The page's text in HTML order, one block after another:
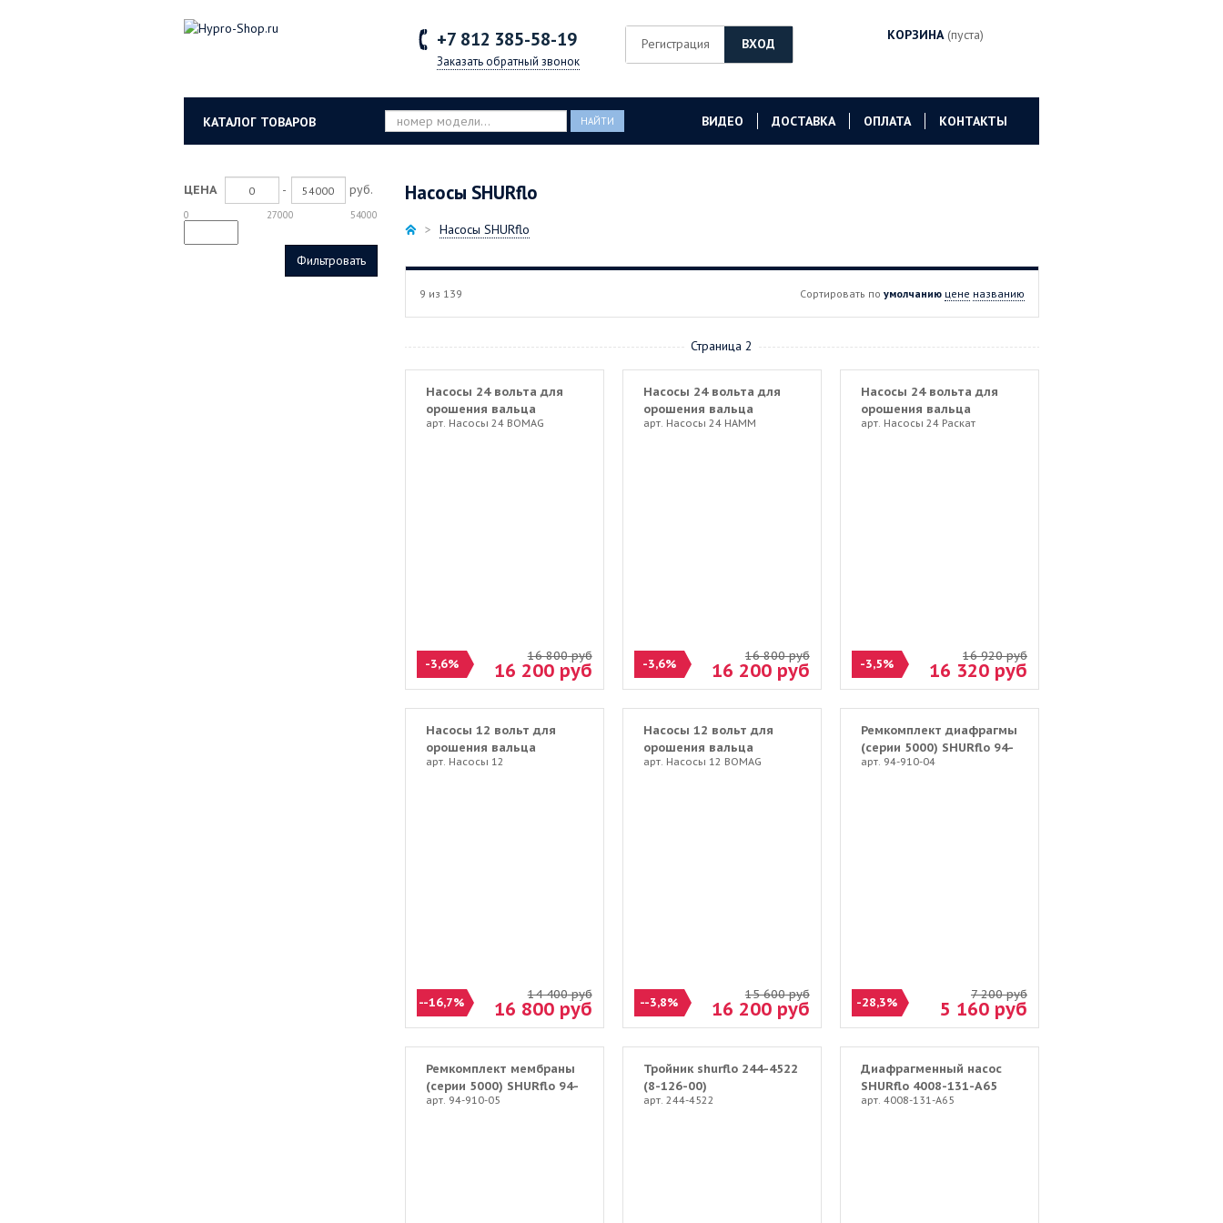
+7 812 385-58-19
Заказать обратный звонок
Регистрация ВХОД
КОРЗИНА(пуста)
КАТАЛОГ ТОВАРОВ НАЙТИ ВИДЕО ДОСТАВКА ОПЛАТА КОНТАКТЫ
ЦЕНА - руб.
0 27000 54000
Насосы SHURflo
Насосы SHURflo
9 из 139 Сортировать по умолчанию цене названию
Страница 2
Насосы 24 вольта для
орошения вальца
дорожного катка BOMAG.
арт. Насосы 24 BOMAG
-3,6%
16 800руб
16 200руб
Насосы 24 вольта для
орошения вальца
дорожного катка HAMM.
арт. Насосы 24 HAMM
-3,6%
16 800руб
16 200руб
Насосы 24 вольта для
орошения вальца
дорожного катка Раскат
арт. Насосы 24 Раскат
-3,5%
16 920руб
16 320руб
Насосы 12 вольт для
орошения вальца
дорожного катка HAMM.
арт. Насосы 12
--16,7%
14 400руб
16 800руб
Насосы 12 вольт для
орошения вальца
дорожного катка BOMAG.
арт. Насосы 12 BOMAG
--3,8%
15 600руб
16 200руб
Ремкомплект диафрагмы
(серии 5000) SHURflo 94-
910-04
арт. 94-910-04
-28,3%
7 200руб
5 160руб
Ремкомплект мембраны
(серии 5000) SHURflo 94-
910-05
арт. 94-910-05
Тройник shurflo 244-4522
(8-126-00)
арт. 244-4522
Диафрагменный насос
SHURflo 4008-131-A65
арт. 4008-131-A65